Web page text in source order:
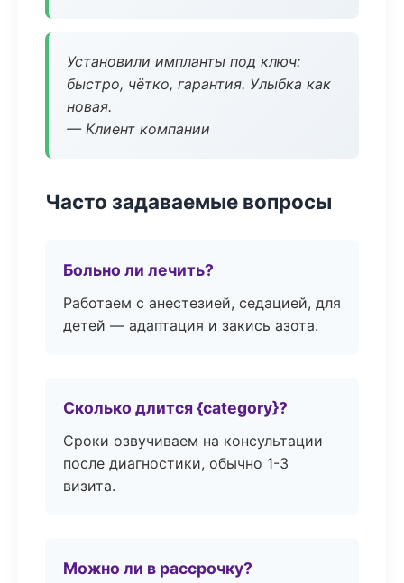
Установили импланты под ключ:
быстро, чётко, гарантия. Улыбка как
новая.
— Клиент компании
Часто задаваемые вопросы
Больно ли лечить?
Работаем с анестезией, седацией, для
детей — адаптация и закись азота.
Сколько длится {category}?
Сроки озвучиваем на консультации
после диагностики, обычно 1-3
визита.
Можно ли в рассрочку?